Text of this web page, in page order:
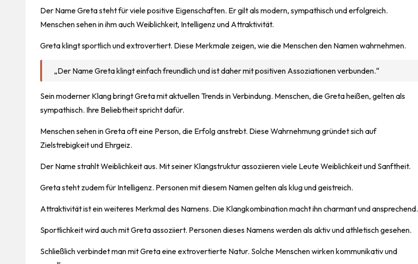
Der Name Greta steht für viele positive Eigenschaften. Er gilt als modern, sympathisch und erfolgreich.
Menschen sehen in ihm auch Weiblichkeit, Intelligenz und Attraktivität.
Greta klingt sportlich und extrovertiert. Diese Merkmale zeigen, wie die Menschen den Namen wahrnehmen.
„Der Name Greta klingt einfach freundlich und ist daher mit positiven Assoziationen verbunden.“
Sein moderner Klang bringt Greta mit aktuellen Trends in Verbindung. Menschen, die Greta heißen, gelten als
sympathisch. Ihre Beliebtheit spricht dafür.
Menschen sehen in Greta oft eine Person, die Erfolg anstrebt. Diese Wahrnehmung gründet sich auf
Zielstrebigkeit und Ehrgeiz.
Der Name strahlt Weiblichkeit aus. Mit seiner Klangstruktur assoziieren viele Leute Weiblichkeit und Sanftheit.
Greta steht zudem für Intelligenz. Personen mit diesem Namen gelten als klug und geistreich.
Attraktivität ist ein weiteres Merkmal des Namens. Die Klangkombination macht ihn charmant und ansprechend.
Sportlichkeit wird auch mit Greta assoziiert. Personen dieses Namens werden als aktiv und athletisch gesehen.
Schließlich verbindet man mit Greta eine extrovertierte Natur. Solche Menschen wirken kommunikativ und